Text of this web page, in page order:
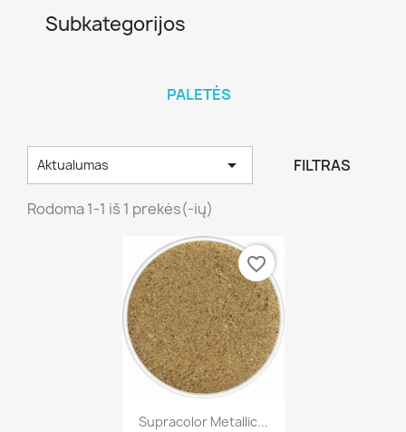
Subkategorijos
PALETĖS
Aktualumas  FILTRAS
Rodoma 1-1 iš 1 prekės(-ių)
Greita peržiūra
Supracolor Metallic...
favorite_border